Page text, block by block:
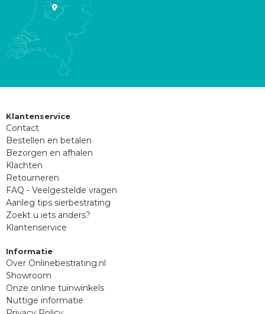
Klantenservice
Contact
Bestellen en betalen
Bezorgen en afhalen
Klachten
Retourneren
FAQ - Veelgestelde vragen
Aanleg tips sierbestrating
Zoekt u iets anders?
Klantenservice
Informatie
Over Onlinebestrating.nl
Showroom
Onze online tuinwinkels
Nuttige informatie